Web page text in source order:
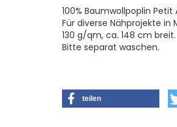
100% Baumwollpoplin
Für diverse Nähprojekte in
130 g/qm, ca. 148 cm breit.
Bitte separat waschen.
teilen